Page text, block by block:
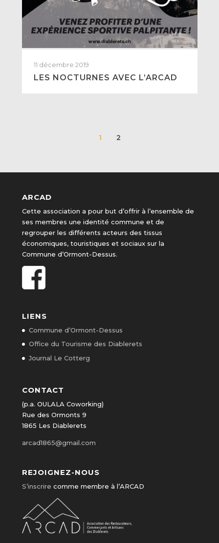
11 décembre 2019
LES NOCTURNES AVEC L’ARCAD
1 2
ARCAD
Cette association a pour but d’offrir à l’ensemble de
ses membres une identité commune et de
regrouper les différents acteurs des tissus
économiques, touristiques et sociaux sur la
Commune d’Ormont-Dessus.
LIENS
Commune d’Ormont-Dessus
Office du Tourisme des Diablerets
Journal Le Cotterg
CONTACT
(p.a. OULALA Coworking)
Rue des Ormonts 9
1865 Les Diablerets
arcad1865@gmail.com
REJOIGNEZ-NOUS
S’inscrire comme membre à l’ARCAD